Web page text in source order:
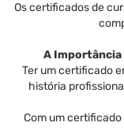
Os certificados de
A Importância
Ter um certificado
história
Com um